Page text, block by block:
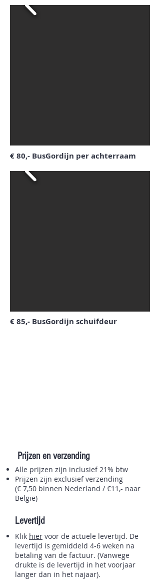
€ 80,- BusGordijn per achterraam
€ 85,- BusGordijn schuifdeur
Prijzen en verzending
Alle prijzen zijn inclusief 21% btw
Prijzen zijn exclusief verzending
(€ 7,50 binnen Nederland / €11,- naar
België)
Levertijd
Klik hier voor de actuele levertijd. De
levertijd is gemiddeld 4-6 weken na
betaling van de factuur. (Vanwege
drukte is de levertijd in het voorjaar
langer dan in het najaar).